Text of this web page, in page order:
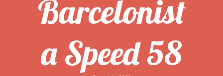
Barcelonist
a Speed 58